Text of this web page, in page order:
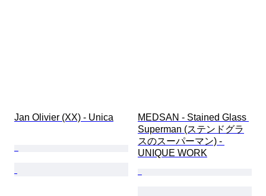
Jan Olivier (XX) - Unica
MEDSAN - Stained Glass
Superman (ステンドグラ
スのスーパーマン) -
UNIQUE WORK